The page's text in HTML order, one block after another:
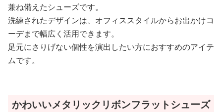
兼ね備えたシューズです。
洗練されたデザインは、オフィススタイルからお出かけコ
ーデまで幅広く活用できます。
足元にさりげない個性を演出したい方におすすめのアイテ
ムです。
かわいいメタリックリボンフラットシューズ